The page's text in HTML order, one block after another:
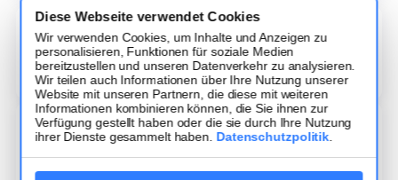
Diese Webseite verwendet Cookies
Wir verwenden Cookies, um Inhalte und Anzeigen zu
personalisieren, Funktionen für soziale Medien
bereitzustellen und unseren Datenverkehr zu analysieren.
Wir teilen auch Informationen über Ihre Nutzung unserer
Website mit unseren Partnern, die diese mit weiteren
Informationen kombinieren können, die Sie ihnen zur
Verfügung gestellt haben oder die sie durch Ihre Nutzung
ihrer Dienste gesammelt haben. Datenschutzpolitik